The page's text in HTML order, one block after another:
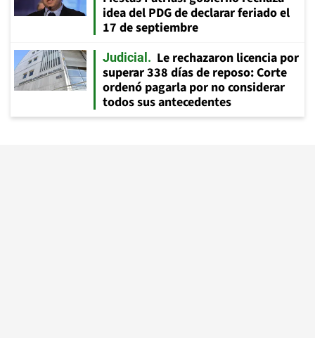
idea del PDG de declarar feriado el
17 de septiembre
Judicial
Le rechazaron licencia por
superar 338 días de reposo: Corte
ordenó pagarla por no considerar
todos sus antecedentes